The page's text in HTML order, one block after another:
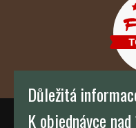
TH
Důležitá
K objednávce